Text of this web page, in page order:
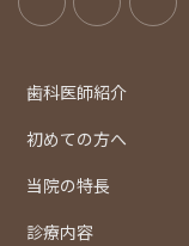
歯科医師紹介
初めての方へ
当院の特長
診療内容